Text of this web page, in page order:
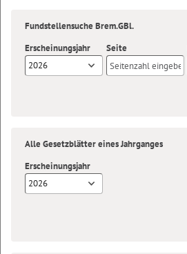
Fundstellensuche Brem.GBl.
Erscheinungsjahr
2026
Seite
Alle Gesetzblätter eines Jahrganges
Erscheinungsjahr
2026